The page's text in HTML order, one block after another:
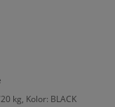
kg, Kolor: BLACK